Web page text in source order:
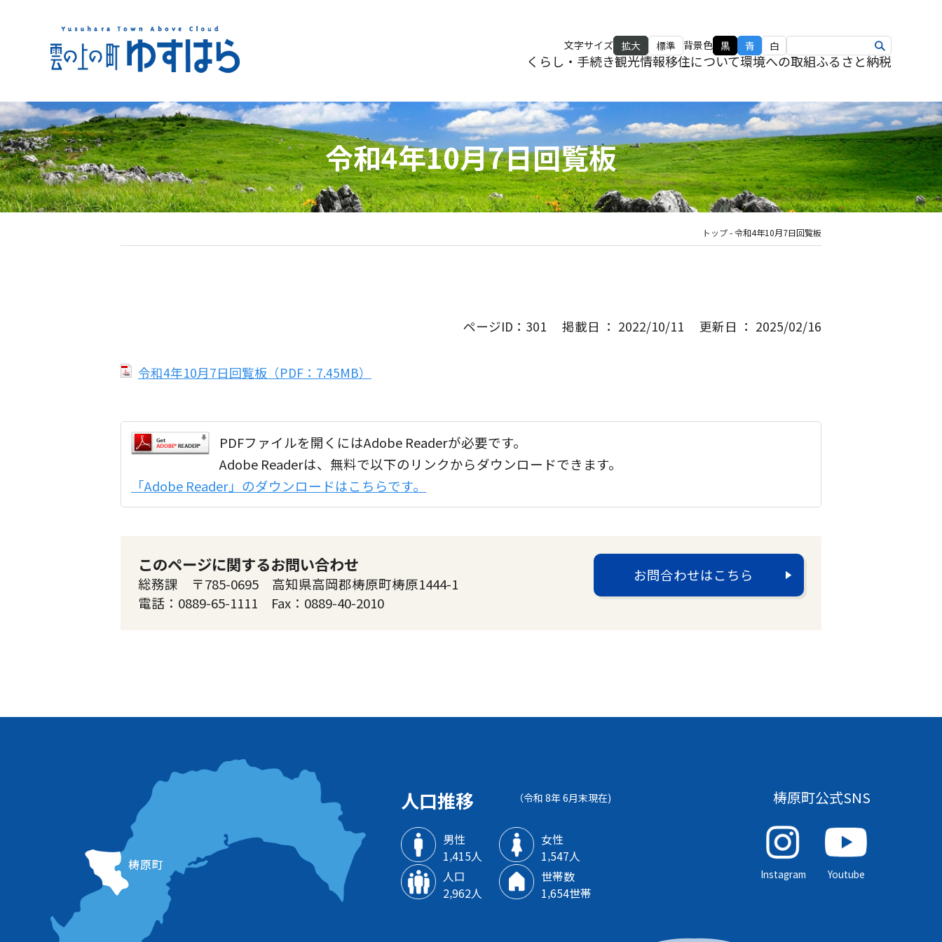
文字サイズ 拡大 標準 背景色 黒 青 白
くらし・手続き観光情報移住について環境への取組ふるさと納税
令和4年10月7日回覧板
トップ-令和4年10月7日回覧板
ページID：301 掲載日 ： 2022/10/11 更新日 ： 2025/02/16
令和4年10月7日回覧板（PDF：7.45MB）
PDFファイルを開くにはAdobe Readerが必要です。
Adobe Readerは、無料で以下のリンクからダウンロードできます。
「Adobe Reader」のダウンロードはこちらです。
このページに関するお問い合わせ
総務課 〒785-0695 高知県高岡郡梼原町梼原1444-1
電話：0889-65-1111 Fax：0889-40-2010
お問合わせはこちら
人口推移 （令和 8年 6月末現在)
男性
1‚415人
女性
1‚547人
人口
2‚962人
世帯数
1‚654世帯
梼原町公式SNS
Instagram Youtube